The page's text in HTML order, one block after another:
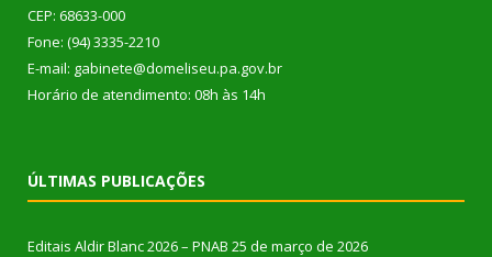
CEP: 68633-000
Fone: (94) 3335-2210
E-mail: gabinete@domeliseu.pa.gov.br
Horário de atendimento: 08h às 14h
ÚLTIMAS PUBLICAÇÕES
Editais Aldir Blanc 2026 – PNAB 25 de março de 2026